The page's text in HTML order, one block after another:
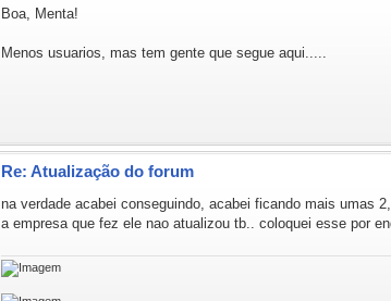
Boa, Menta!
Menos usuarios, mas tem gente que segue aqui.....
Re: Atualização do forum
na verdade acabei conseguindo, acabei ficando mais umas
a empresa que fez ele nao atualizou tb.. coloquei esse por